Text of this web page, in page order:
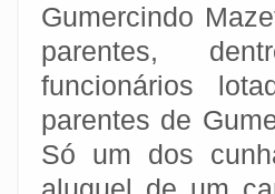
Gumercindo
parentes,
funcionários
parentes de
Só um dos